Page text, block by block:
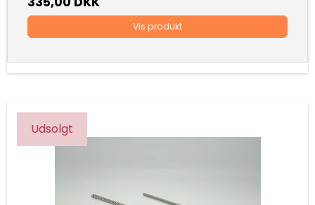
Vis produkt
Udsolgt